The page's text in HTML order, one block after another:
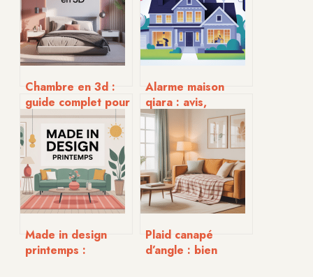
Chambre en 3d :
guide complet pour
visualiser et
concevoir votre
pièce
Alarme maison
qiara : avis,
fonctionnement et
guide d’achat
complet
Made in design
printemps :
Plaid canapé
d’angle : bien